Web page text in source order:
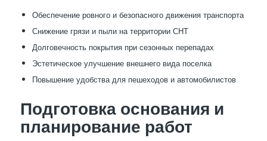
Обеспечение ровного и безопасного движения транспорта
Снижение грязи и пыли на территории СНТ
Долговечность покрытия при сезонных перепадах
Эстетическое улучшение внешнего вида поселка
Повышение удобства для пешеходов и автомобилистов
Подготовка основания и
планирование работ